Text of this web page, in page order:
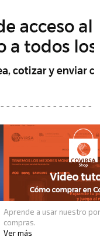
Aprende a usar nuestro
compras.
Ver más